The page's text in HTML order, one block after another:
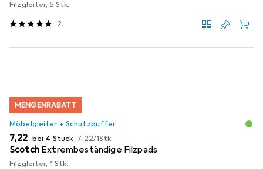
Filzgleiter, 5 Stk.
2
MENGENRABATT
Möbelgleiter + Schutzpuffer
EUR
7,22 bei 4 Stück EUR
7,22/1Stk.
Scotch Extrembeständige Filzpads
Filzgleiter, 1 Stk.